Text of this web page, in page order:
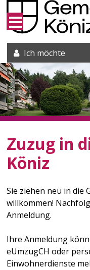
Direkt zum Inhalt
Suche und
Ich möchte
Zuzug in
Köniz
Sie ziehen neu in die
willkommen!
Anmeldung.
Ihre Anmeldung
eUmzugCH oder
Einwohnerdienste